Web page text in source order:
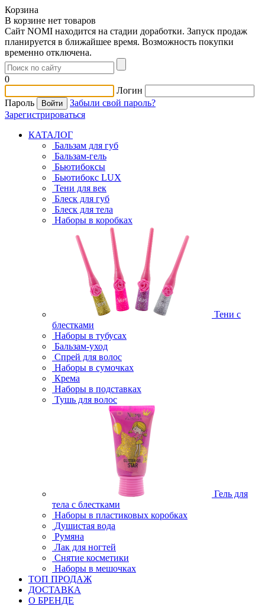
Корзина
В корзине нет товаров
Сайт NOMI находится на стадии доработки. Запуск продаж
планируется в ближайшее время. Возможность покупки
временно отключена.
0
Логин
Пароль
Забыли свой пароль?
Зарегистрироваться
КАТАЛОГ
Бальзам для губ
Бальзам-гель
Бьютибоксы
Бьютибокс LUX
Тени для век
Блеск для губ
Блеск для тела
Наборы в коробках
Тени с
блестками
Наборы в тубусах
Бальзам-уход
Спрей для волос
Наборы в сумочках
Крема
Наборы в подставках
Тушь для волос
Гель для
тела с блестками
Наборы в пластиковых коробках
Душистая вода
Румяна
Лак для ногтей
Снятие косметики
Наборы в мешочках
ТОП ПРОДАЖ
ДОСТАВКА
О БРЕНДЕ